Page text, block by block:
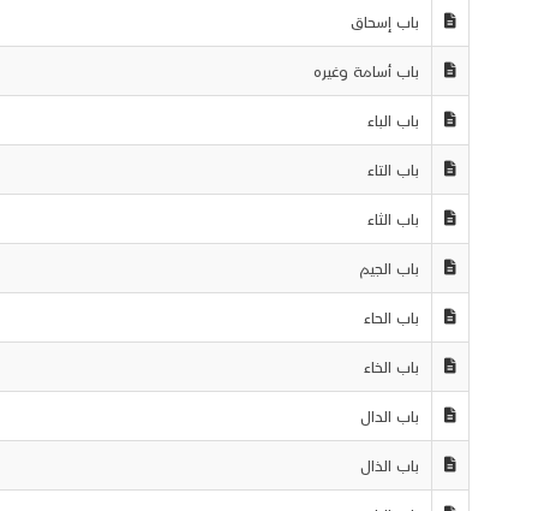
باب إسحاق
باب أسامة وغيره
باب الباء
باب التاء
باب الثاء
باب الجيم
باب الحاء
باب الخاء
باب الدال
باب الذال